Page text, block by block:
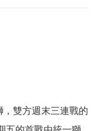
雙方週末三連戰的